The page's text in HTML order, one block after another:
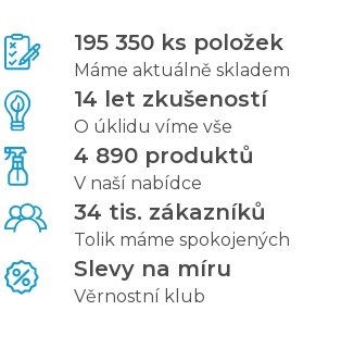
195 350 ks položek
Máme aktuálně skladem
14 let zkušeností
O úklidu víme vše
4 890 produktů
V naší nabídce
34 tis. zákazníků
Tolik máme spokojených
Slevy na míru
Věrnostní klub